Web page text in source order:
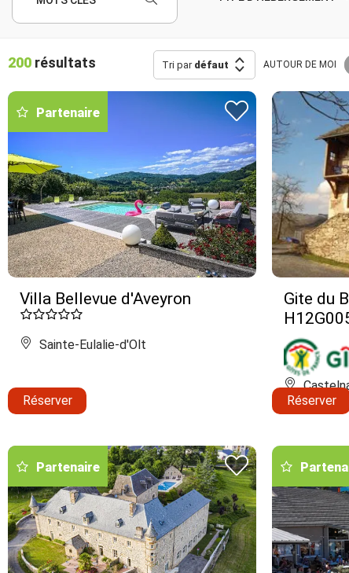
200 résultats Tri par défaut AUTOUR DE MOI
Partenaire
Villa Bellevue d'Aveyron
Sainte-Eulalie-d'Olt
Réserver
Gite du
Réserver
Partenaire